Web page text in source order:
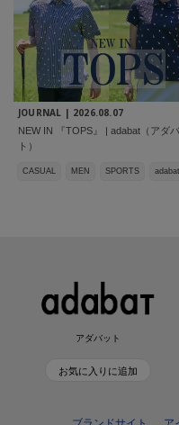
JOURNAL | 2026.08.07
NEW IN 『TOPS』 | adabat（アダ
ト）
CASUAL MEN SPORTS adabat
アダバット
お気に入りに追加